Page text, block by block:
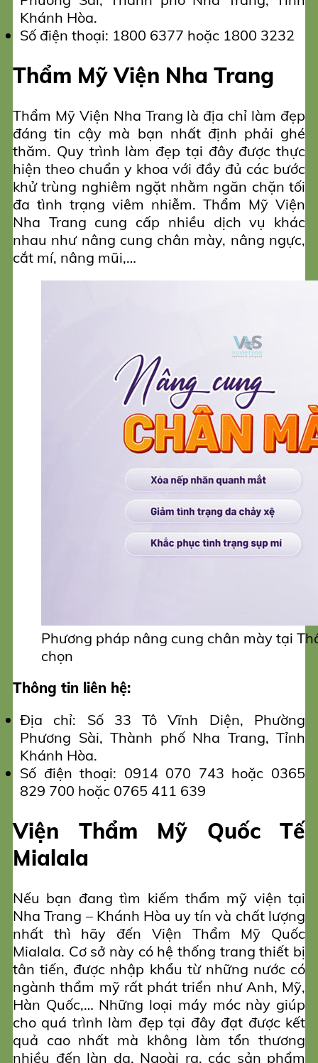
Khánh Hòa.
Số điện thoại: 1800 6377 hoặc 1800 3232
Thẩm Mỹ Viện Nha Trang
Thẩm Mỹ Viện Nha Trang là địa chỉ làm đẹp
đáng tin cậy mà bạn nhất định phải ghé
thăm. Quy trình làm đẹp tại đây được thực
hiện theo chuẩn y khoa với đầy đủ các bước
khử trùng nghiêm ngặt nhằm ngăn chặn tối
đa tình trạng viêm nhiễm. Thẩm Mỹ Viện
Nha Trang cung cấp nhiều dịch vụ khác
nhau như nâng cung chân mày, nâng ngực,
cắt mí, nâng mũi,…
Phương pháp nâng cung chân mày tại
chọn
Thông tin liên hệ:
Địa chỉ: Số 33 Tô Vĩnh Diện, Phường
Phương Sài, Thành phố Nha Trang, Tỉnh
Khánh Hòa.
Số điện thoại: 0914 070 743 hoặc 0365
829 700 hoặc 0765 411 639
Viện Thẩm Mỹ Quốc Tế
Mialala
Nếu bạn đang tìm kiếm thẩm mỹ viện tại
Nha Trang – Khánh Hòa uy tín và chất lượng
nhất thì hãy đến Viện Thẩm Mỹ Quốc
Mialala. Cơ sở này có hệ thống trang thiết bị
tân tiến, được nhập khẩu từ những nước có
ngành thẩm mỹ rất phát triển như Anh, Mỹ,
Hàn Quốc,… Những loại máy móc này giúp
cho quá trình làm đẹp tại đây đạt được kết
quả cao nhất mà không làm tổn thương
nhiều đến làn da. Ngoài ra, các sản phẩm